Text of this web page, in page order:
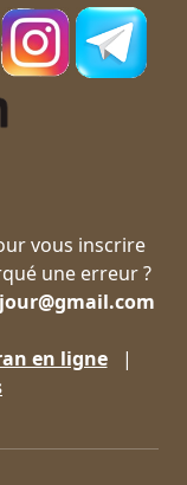
vous inscrire
une erreur ?
en ligne|